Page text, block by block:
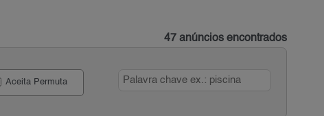
47 anúncios encontrados
Aceita Permuta